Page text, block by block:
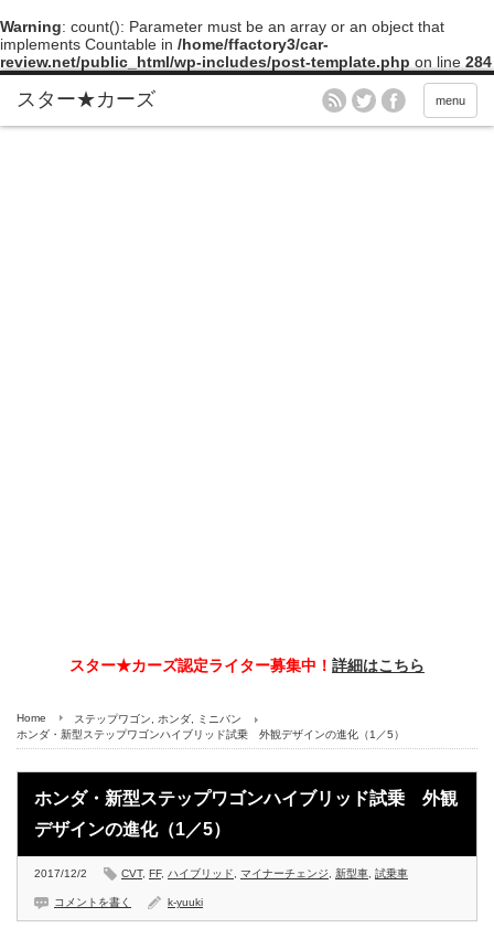
Warning: count(): Parameter must be an array or an object that
implements Countable in /home/ffactory3/car-
review.net/public_html/wp-includes/post-template.php on line 284
menu
スター★カーズ認定ライター募集中！ 詳細はこちら
Home ステップワゴン ホンダ
ミニバン
ホンダ・新型ステップワゴンハイブリッド試乗 外観デザインの進化（1／5）
ホンダ・新型ステップワゴンハイブリッド試乗 外観
デザインの進化（1／5）
2017/12/2 CVT, FF, ハイブリッド マイナーチェンジ 新型車 試乗車
コメントを書く k-yuuki